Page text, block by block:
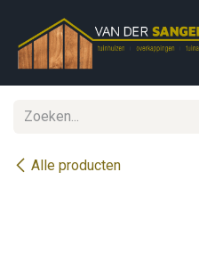
Alle producten